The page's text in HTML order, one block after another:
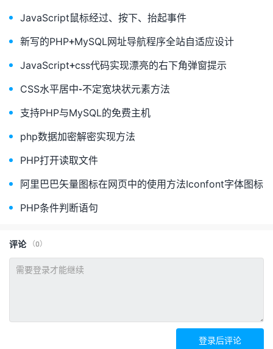
JavaScript鼠标经过、按下、抬起事件
新写的PHP+MySQL网址导航程序全站自适应设计
JavaScript+css代码实现漂亮的右下角弹窗提示
CSS水平居中-不定宽块状元素方法
支持PHP与MySQL的免费主机
php数据加密解密实现方法
PHP打开读取文件
阿里巴巴矢量图标在网页中的使用方法Iconfont字体图标
PHP条件判断语句
评论（0）
登录后评论